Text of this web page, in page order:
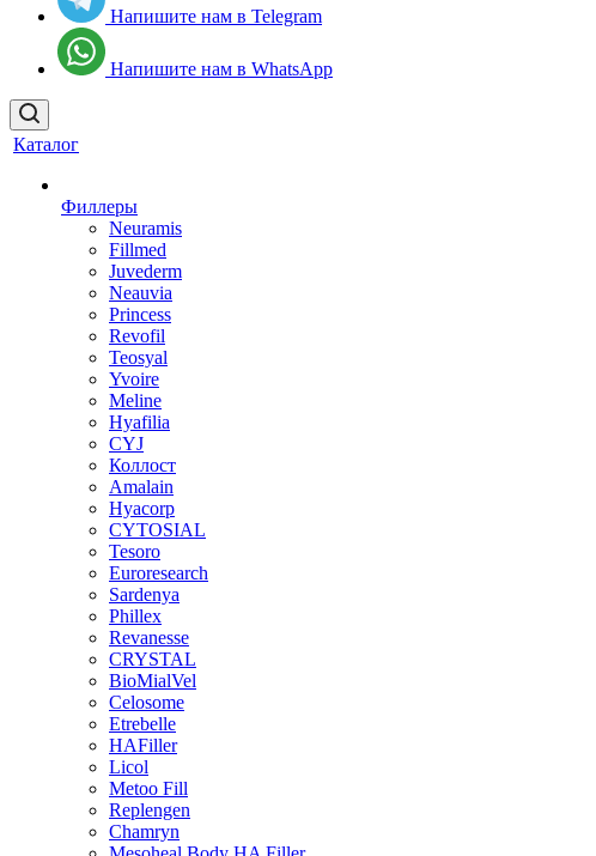
Напишите нам в Telegram
Напишите нам в WhatsApp
Каталог
Филлеры
Neuramis
Fillmed
Juvederm
Neauvia
Princess
Revofil
Teosyal
Yvoire
Meline
Hyafilia
CYJ
Коллост
Amalain
Hyacorp
CYTOSIAL
Tesoro
Euroresearch
Sardenya
Phillex
Revanesse
CRYSTAL
BioMialVel
Celosome
Etrebelle
HAFiller
Licol
Metoo Fill
Replengen
Chamryn